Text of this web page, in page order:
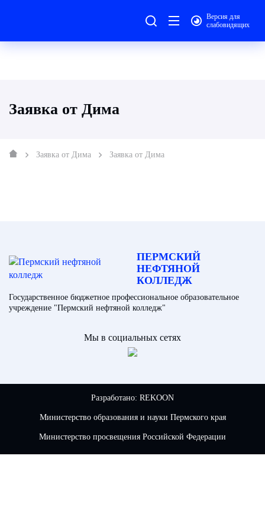
Версия для
слабовидящих
Заявка от Дима
Заявка от Дима Заявка от Дима
ПЕРМСКИЙ
НЕФТЯНОЙ
КОЛЛЕДЖ
Государственное бюджетное профессиональное образовательное
учреждение "Пермский нефтяной колледж"
Мы в социальных сетях
Разработано: REKOON
Министерство образования и науки Пермского края
Министерство просвещения Российской Федерации